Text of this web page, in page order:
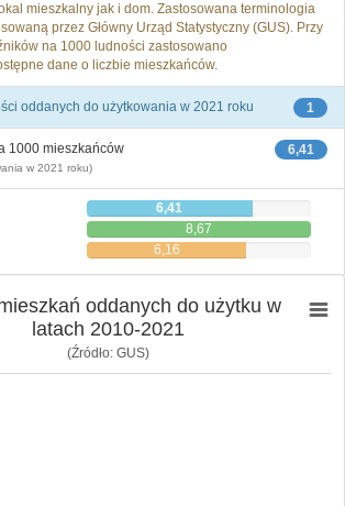
mieszkalny jak i dom. Zastosowana terminologia
przez Główny Urząd Statystyczny (GUS). Przy
na 1000 ludności zastosowano
dane o liczbie mieszkańców.
1
oddanych do użytkowania w 2021 roku
6,41
1000 mieszkańców
w 2021 roku)
6,41
8,67
6,16
oddanych do użytku w
latach 2010-2021
(Źródło: GUS)